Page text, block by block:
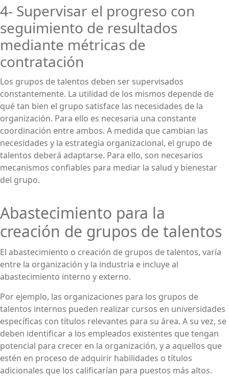
4- Supervisar el progreso con
seguimiento de resultados
mediante métricas de
contratación
Los grupos de talentos deben ser supervisados
constantemente. La utilidad de los mismos depende de
qué tan bien el grupo satisface las necesidades de la
organización. Para ello es necesaria una constante
coordinación entre ambos. A medida que cambian las
necesidades y la estrategia organizacional, el grupo de
talentos deberá adaptarse. Para ello, son necesarios
mecanismos confiables para mediar la salud y bienestar
del grupo.
Abastecimiento para la
creación de grupos de talentos
El abastecimiento o creación de grupos de talentos, varía
entre la organización y la industria e incluye al
abastecimiento interno y externo.
Por ejemplo, las organizaciones para los grupos de
talentos internos pueden realizar cursos en universidades
específicas con títulos relevantes para su área. A su vez, se
deben identificar a los empleados existentes que tengan
potencial para crecer en la organización, y a aquellos que
estén en proceso de adquirir habilidades o títulos
adicionales que los calificarían para puestos más altos.